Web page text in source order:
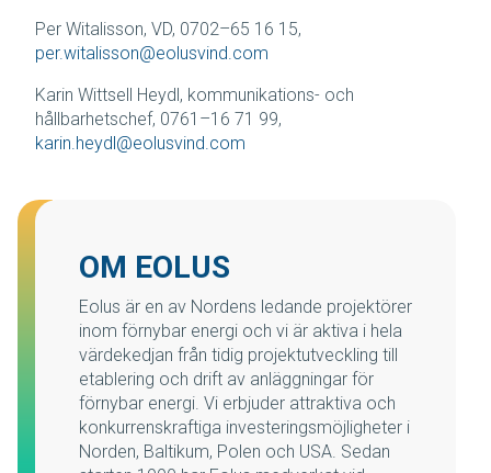
Per Witalisson, VD, 0702–65 16 15,
per.witalisson@eolusvind.com
Karin Wittsell Heydl, kommunikations- och
hållbarhetschef, 0761–16 71 99,
karin.heydl@eolusvind.com
OM EOLUS
Eolus är en av Nordens ledande projektörer
inom förnybar energi och vi är aktiva i hela
värdekedjan från tidig projektutveckling till
etablering och drift av anläggningar för
förnybar energi. Vi erbjuder attraktiva och
konkurrenskraftiga investeringsmöjligheter i
Norden, Baltikum, Polen och USA. Sedan